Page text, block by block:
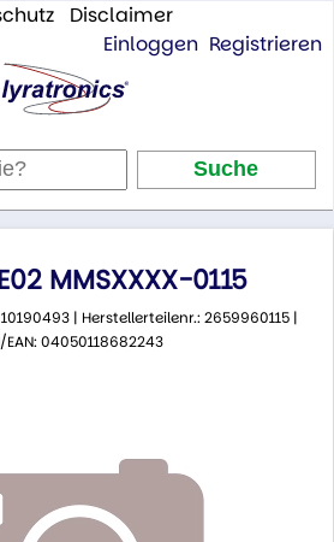
Disclaimer
Einloggen Registrieren
MMSXXXX-0115
| Herstellerteilenr.: 2659960115 |
EAN: 04050118682243